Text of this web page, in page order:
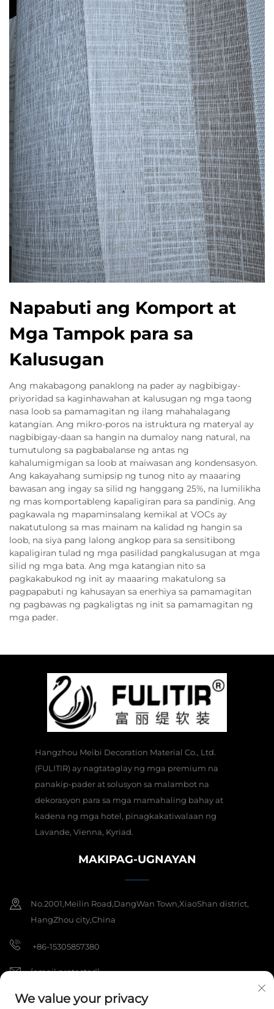
Napabuti ang Komport at
Mga Tampok para sa
Kalusugan
Ang makabagong panaklong na pader ay nagbibigay-
priyoridad sa kaginhawahan at kalusugan ng mga taong
nasa loob sa pamamagitan ng ilang mahahalagang
katangian. Ang mikro-poros na istruktura ng materyal ay
nagbibigay-daan sa hangin na dumaloy nang natural, na
tumutulong sa pagbabalanse ng antas ng
kahalumigmigan sa loob at maiwasan ang kondensasyon.
Ang kakayahang sumipsip ng tunog nito ay maaaring
bawasan ang ingay sa silid ng hanggang 25%, na lumilikha
ng mas komportableng kapaligiran para sa pandinig. Ang
pagkawala ng mapaminsalang kemikal at VOCs ay
nakatutulong sa mas mainam na kalidad ng hangin sa
loob, na siya pang lalong angkop para sa sensitibong
kapaligiran tulad ng mga pasilidad pangkalusugan at mga
silid ng mga bata. Ang mga katangian nito sa
pagkakabukod ng init ay maaaring makatulong sa
pagpapabuti ng kahusayan sa enerhiya sa pamamagitan
ng pagbawas ng pagkaligtas ng init sa pamamagitan ng
mga pader.
Hangzhou Meibi Decoration Material Co., Ltd.
(FULITIR) ay nagtataglay ng mga premium na
panakip-pader at solusyon sa malambot na
dekorasyon para sa mga mamahaling bahay at
kadena ng mga hotel, pinagkakatiwalaan ng
Lavande, Vienna, Kyriad.
MAKIPAG-UGNAYAN
No.2001,Meilin Road,DangWan Town,XiaoShan district,
HangZhou city,China
+86-15305857380
[email protected]
We value your privacy